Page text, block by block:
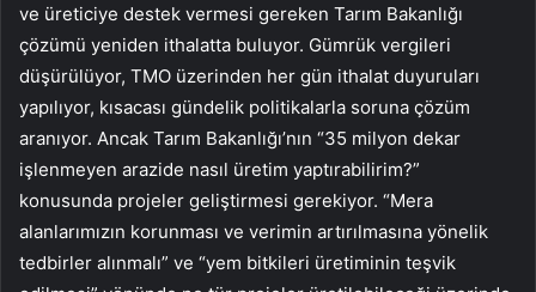
ve üreticiye destek vermesi gereken Tarım Bakanlığı
çözümü yeniden ithalatta buluyor. Gümrük vergileri
düşürülüyor, TMO üzerinden her gün ithalat duyuruları
yapılıyor, kısacası gündelik politikalarla soruna çözüm
aranıyor. Ancak Tarım Bakanlığı’nın “35 milyon dekar
işlenmeyen arazide nasıl üretim yaptırabilirim?”
konusunda projeler geliştirmesi gerekiyor. “Mera
alanlarımızın korunması ve verimin artırılmasına yönelik
tedbirler alınmalı” ve “yem bitkileri üretiminin teşvik